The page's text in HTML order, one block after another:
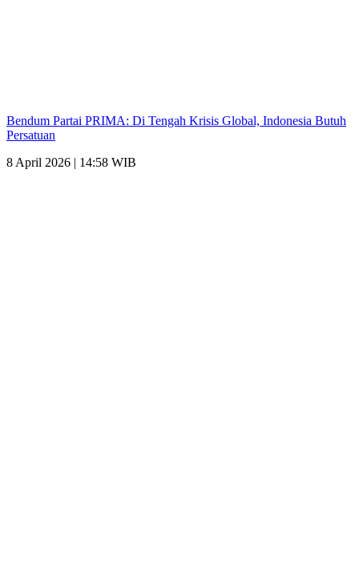
Bendum Partai PRIMA: Di Tengah Krisis Global, Indonesia Butuh
Persatuan
8 April 2026 | 14:58 WIB